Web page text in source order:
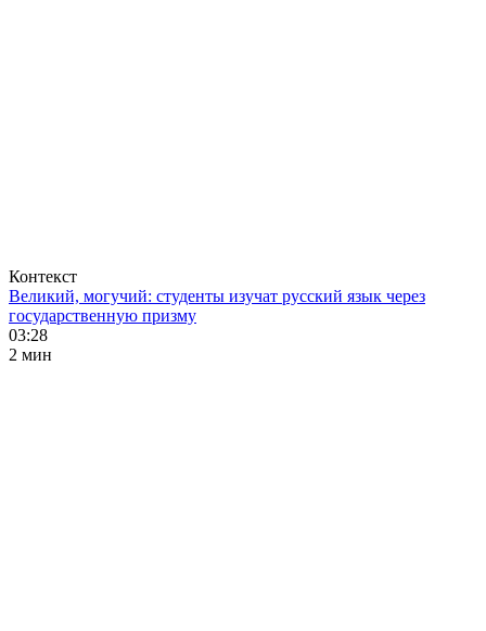
Контекст
Великий, могучий: студенты изучат русский язык через
государственную призму
03:28
2 мин